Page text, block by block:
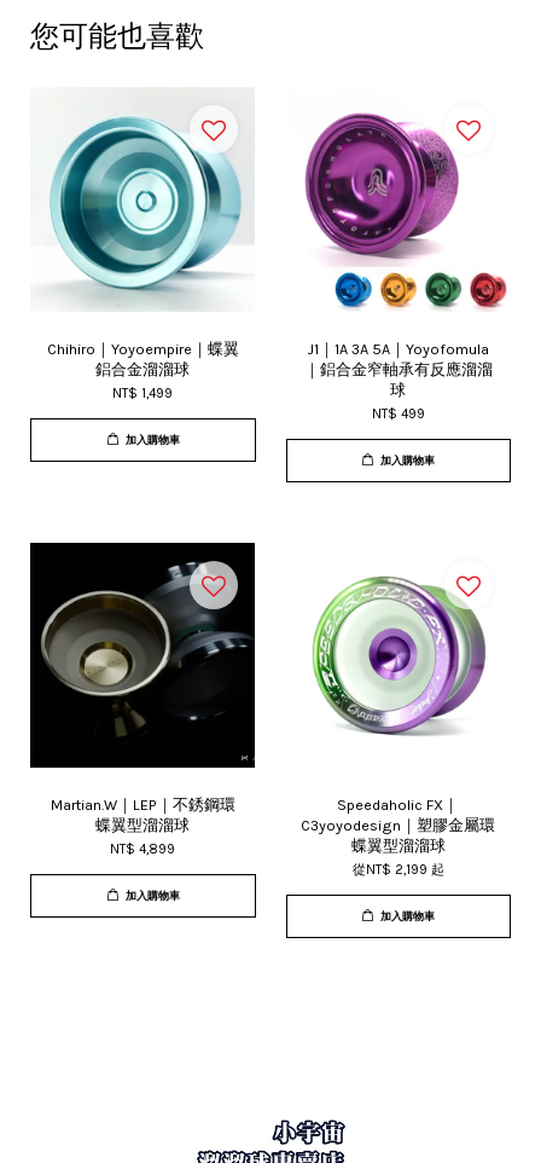
您可能也喜歡
Chihiro｜Yoyoempire｜蝶翼
鋁合金溜溜球
NT$ 1,499
加入購物車
J1｜1A 3A 5A｜Yoyofomula
｜鋁合金窄軸承有反應溜溜
球
NT$ 499
加入購物車
Martian.W｜LEP｜不銹鋼環
蝶翼型溜溜球
NT$ 4,899
加入購物車
Speedaholic FX｜
C3yoyodesign｜塑膠金屬環
蝶翼型溜溜球
從NT$ 2,199 起
加入購物車